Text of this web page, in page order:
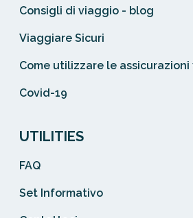
Consigli di viaggio - blog
Viaggiare Sicuri
Come utilizzare le
Covid-19
UTILITIES
FAQ
Set Informativo